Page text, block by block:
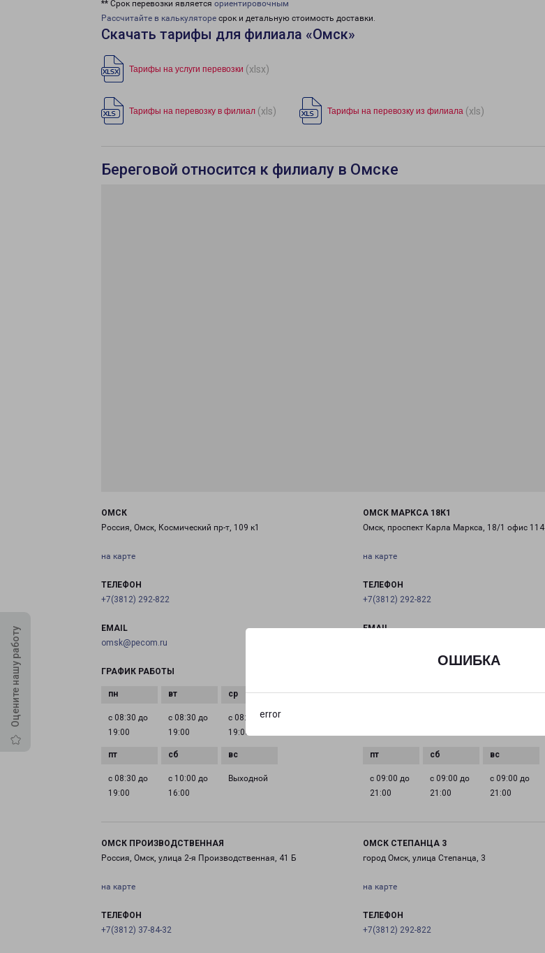
ОШИБКА
error
Оцените нашу работу
** Срок перевозки является ориентировочным
Рассчитайте в калькуляторе срок и детальную стоимость доставки.
Скачать тарифы для филиала «Омск»
Тарифы на услуги перевозки (xlsx)
Тарифы на перевозку в филиал (xls) Тарифы на перевозку из филиала (xls)
Береговой относится к филиалу в Омске
ОМСК
Россия, Омск, Космический пр-т, 109 к1
на карте
ТЕЛЕФОН
+7(3812) 292-822
EMAIL
omsk@pecom.ru
ГРАФИК РАБОТЫ
с 08:30 до
19:00
с 08:30 до
19:00
с 08:30 до
19:00
с 08:30 до
19:00
с 10:00 до
16:00
Выходной
ОМСК МАРКСА 18К1
Омск, проспект Карла Маркса, 18/1 офис 114
на карте
ТЕЛЕФОН
+7(3812) 292-822
EMAIL
с 09:00 до
21:00
с 09:00 до
21:00
с 09:00 до
21:00
ОМСК ПРОИЗВОДСТВЕННАЯ
Россия, Омск, улица 2-я Производственная, 41 Б
на карте
ТЕЛЕФОН
+7(3812) 37-84-32
ОМСК СТЕПАНЦА 3
город Омск, улица Степанца, 3
на карте
ТЕЛЕФОН
+7(3812) 292-822